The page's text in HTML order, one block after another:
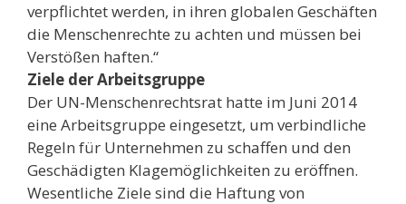
verpflichtet werden, in ihren globalen Geschäften
die Menschenrechte zu achten und müssen bei
Verstößen haften.“
Ziele der Arbeitsgruppe
Der UN-Menschenrechtsrat hatte im Juni 2014
eine Arbeitsgruppe eingesetzt, um verbindliche
Regeln für Unternehmen zu schaffen und den
Geschädigten Klagemöglichkeiten zu eröffnen.
Wesentliche Ziele sind die Haftung von